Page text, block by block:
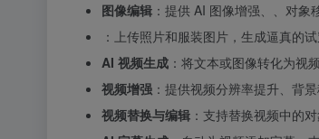
图像编辑 ：提供 AI 图像增强、、对象
：上传照片和服装图片，生成逼真的
AI 视频生成 ：将文本或图像转化为视
视频增强 ：提供视频分辨率提升、背
视频替换与编辑 ：支持替换视频中的